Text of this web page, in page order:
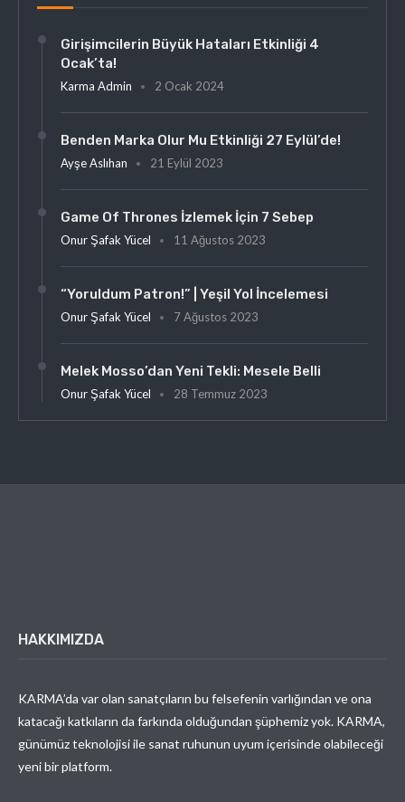
Girişimcilerin Büyük Hataları Etkinliği 4
Ocak’ta!
Karma Admin 2 Ocak 2024
Benden Marka Olur Mu Etkinliği 27 Eylül’de!
Ayşe Aslıhan 21 Eylül 2023
Game Of Thrones İzlemek İçin 7 Sebep
Onur Şafak Yücel 11 Ağustos 2023
“Yoruldum Patron!” | Yeşil Yol İncelemesi
Onur Şafak Yücel 7 Ağustos 2023
Melek Mosso’dan Yeni Tekli: Mesele Belli
Onur Şafak Yücel 28 Temmuz 2023
HAKKIMIZDA
KARMA’da var olan sanatçıların bu felsefenin varlığından ve ona
katacağı katkıların da farkında olduğundan şüphemiz yok. KARMA,
günümüz teknolojisi ile sanat ruhunun uyum içerisinde olabileceği
yeni bir platform.